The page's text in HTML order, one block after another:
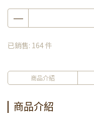
已銷售: 164 件
商品介紹
商品介紹